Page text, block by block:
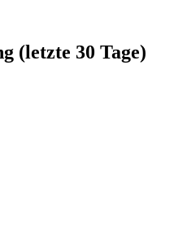
(letzte 30 Tage)